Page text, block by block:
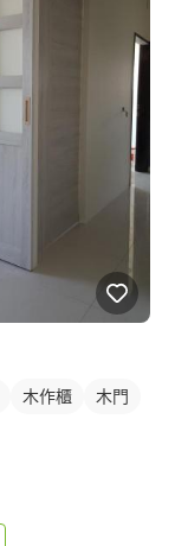
木作櫃
木門